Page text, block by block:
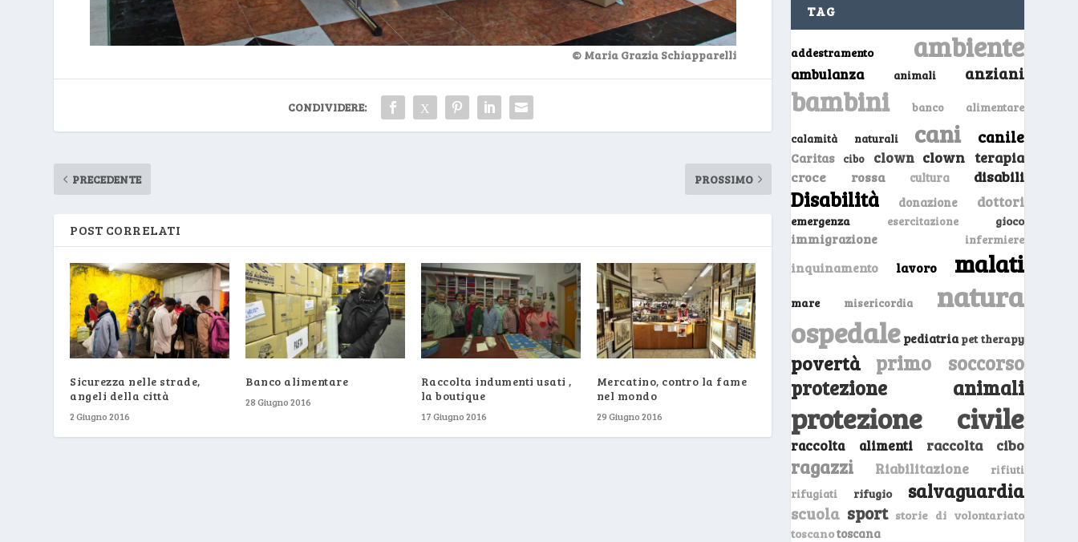
© Maria Grazia Schiapparelli
CONDIVIDERE:
PRECEDENTE PROSSIMO
POST CORRELATI
Sicurezza nelle strade,
angeli della città
2 Giugno 2016
Banco alimentare
28 Giugno 2016
Raccolta indumenti usati ,
la boutique
17 Giugno 2016
Mercatino, contro la fame
nel mondo
29 Giugno 2016
TAG
addestramento ambiente
ambulanza animali anziani
bambini banco alimentare
calamità naturali cani canile
Caritas cibo clown clown terapia
croce rossa cultura disabili
Disabilità donazione dottori
emergenza esercitazione gioco
immigrazione infermiere
inquinamento lavoro malati
mare misericordia natura
ospedale pediatria pet therapy
povertà
primo soccorso
protezione animali
protezione civile
raccolta alimenti raccolta cibo
ragazzi Riabilitazione
rifiuti
rifugiati
rifugio salvaguardia
scuola sport storie di volontariato
toscanotoscana